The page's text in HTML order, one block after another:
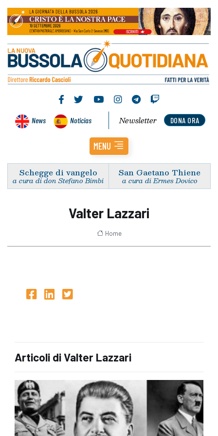
News Noticias DONA ORA
Newsletter
MENU
Schegge di vangelo
a cura di don Stefano Bimbi
San Gaetano Thiene
a cura di Ermes Dovico
Valter Lazzari
Home
Articoli di Valter Lazzari